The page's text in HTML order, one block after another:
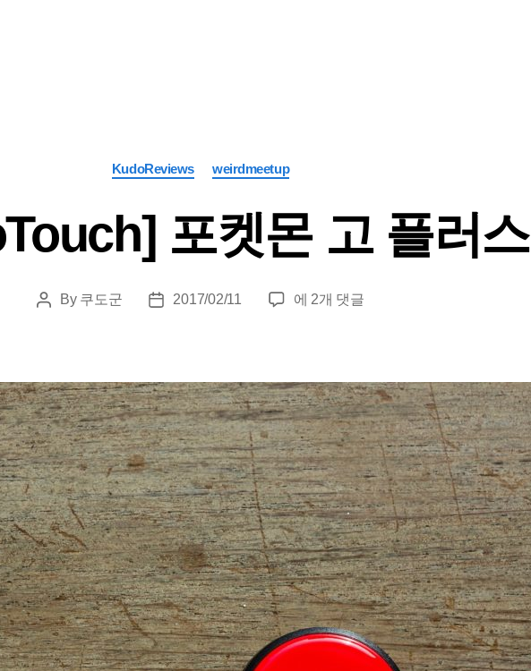
Categories
KudoReviews weirdmeetup
포켓몬 고 플러스
PostBy 쿠도군
Post2017/02/11
[KudoTouch]
고
플
러
스
에 2개 댓글